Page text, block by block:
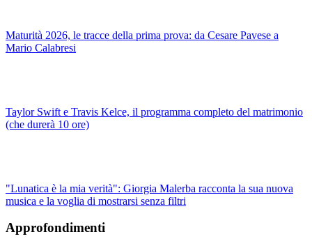
Maturità 2026, le tracce della prima prova: da Cesare Pavese a
Mario Calabresi
Taylor Swift e Travis Kelce, il programma completo del matrimonio
(che durerà 10 ore)
"Lunatica è la mia verità": Giorgia Malerba racconta la sua nuova
musica e la voglia di mostrarsi senza filtri
Approfondimenti